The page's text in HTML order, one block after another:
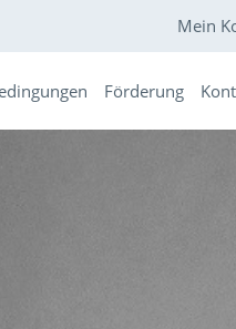
Mein
Förderung